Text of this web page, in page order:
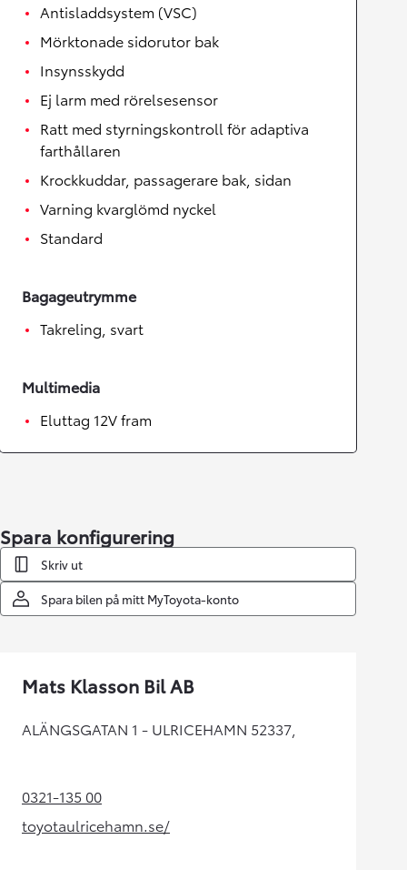
Antisladdsystem (VSC)
Mörktonade sidorutor bak
Insynsskydd
Ej larm med rörelsesensor
Ratt med styrningskontroll för adaptiva
farthållaren
Krockkuddar, passagerare bak, sidan
Varning kvarglömd nyckel
Standard
Bagageutrymme
Takreling, svart
Multimedia
Eluttag 12V fram
Spara konfigurering
Skriv ut
Spara bilen på mitt MyToyota-konto
Mats Klasson Bil AB
ALÄNGSGATAN 1 - ULRICEHAMN 52337,
0321-135 00(Opens in new tab)
toyotaulricehamn.se/
(Opens in new tab)